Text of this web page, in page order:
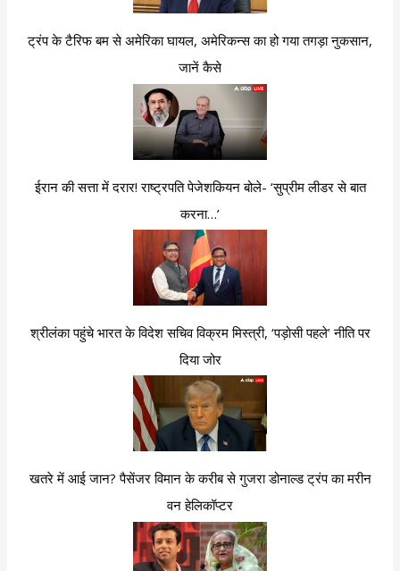
ट्रंप के टैरिफ बम से अमेरिका घायल, अमेरिकन्स का हो गया तगड़ा नुकसान,
जानें कैसे
ईरान की सत्ता में दरार! राष्ट्रपति पेजेशकियन बोले- ‘सुप्रीम लीडर से बात
करना…’
श्रीलंका पहुंचे भारत के विदेश सचिव विक्रम मिस्त्री, ‘पड़ोसी पहले’ नीति पर
दिया जोर
खतरे में आई जान? पैसेंजर विमान के करीब से गुजरा डोनाल्ड ट्रंप का मरीन
वन हेलिकॉप्टर